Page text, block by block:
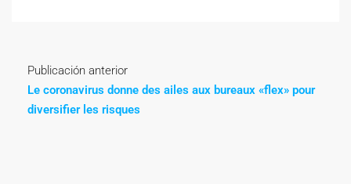
Publicación anterior
Le coronavirus donne des ailes aux bureaux «flex» pour
diversifier les risques